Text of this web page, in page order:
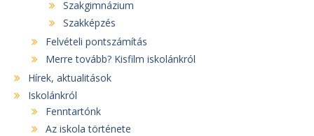
Szakgimnázium
Szakképzés
Felvételi pontszámítás
Merre tovább? Kisfilm iskolánkról
Hírek, aktualitások
Iskolánkról
Fenntartónk
Az iskola története